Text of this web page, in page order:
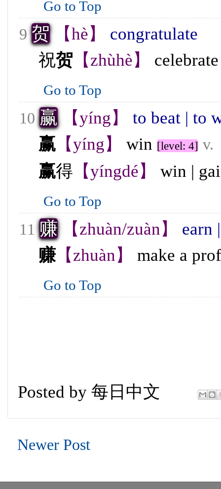
Go to Top
9 贺 【hè】
congratulate
祝贺 【zhùhè】
Go to Top
10 赢 【yíng】
to beat | to
赢 【yíng】 win [level: 4] v.
赢得 【yíngdé】 win |
Go to Top
11 赚 【zhuàn/zuàn】
earn
赚【zhuàn】 make a
Go to Top
Posted by 每日中文
Newer Post